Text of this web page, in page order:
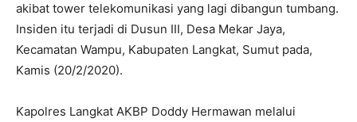
akibat tower telekomunikasi yang lagi dibangun tumbang.
Insiden itu terjadi di Dusun III, Desa Mekar Jaya,
Kecamatan Wampu, Kabupaten Langkat, Sumut pada,
Kamis (20/2/2020).
Kapolres Langkat AKBP Doddy Hermawan melalui